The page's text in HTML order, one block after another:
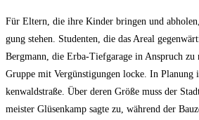
Für Eltern, die ihre Kin­der brin­gen und
gung ste­hen. Stu­den­ten, die das Are­al
Berg­mann, die Erba-Tief­ga­ra­ge in Anspruch zu
Grup­pe mit Ver­güns­ti­gun­gen locke. In
ken­wald­stra­ße. Über deren Grö­ße muss der
meis­ter Glüsen­kamp sag­te zu, wäh­rend der